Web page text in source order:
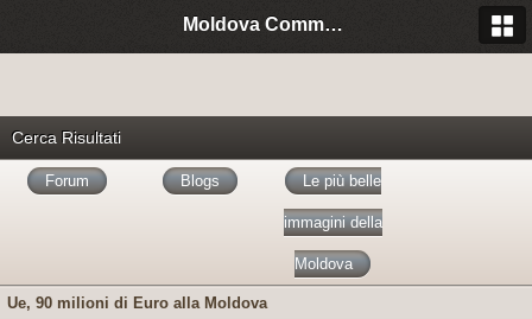
Moldova Community Italia
Cerca Risultati
Forum Blogs Le più belle
immagini della
Moldova
Ue, 90 milioni di Euro alla Moldova